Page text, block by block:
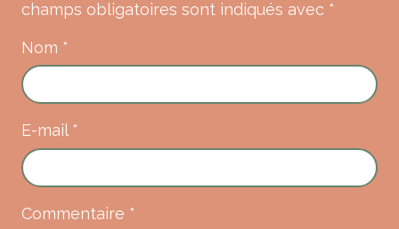
champs obligatoires sont indiqués avec *
Commentaire *
Nom *
E-mail *